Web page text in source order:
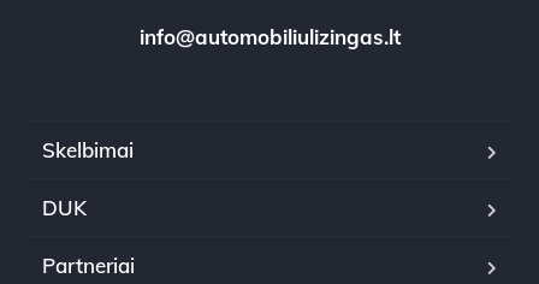
info@automobiliulizingas.lt
Skelbimai
DUK
Partneriai